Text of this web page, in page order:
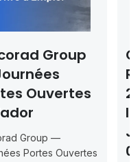
Concours ISMAC
Rabat & Dakhla
2026-2027 —
Inscription
Jusqu’au 2026-
07-18